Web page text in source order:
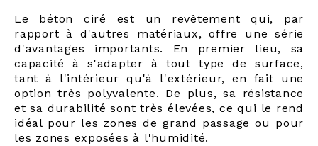
Le béton ciré est un revêtement qui, par
rapport à d'autres matériaux, offre une série
d'avantages importants. En premier lieu, sa
capacité à s'adapter à tout type de surface,
tant à l'intérieur qu'à l'extérieur, en fait une
option très polyvalente. De plus, sa résistance
et sa durabilité sont très élevées, ce qui le rend
idéal pour les zones de grand passage ou pour
les zones exposées à l'humidité.